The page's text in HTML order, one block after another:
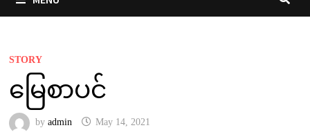
STORY
မြေစာပင်
by admin May 14, 2021